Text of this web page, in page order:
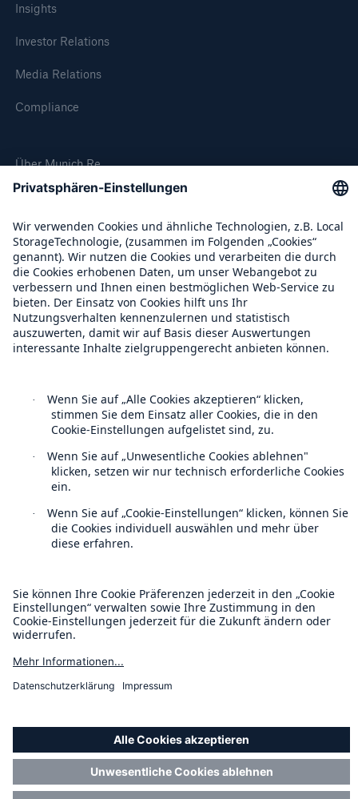
Insights
Investor Relations
Media Relations
Compliance
Über Munich Re
Follow us
Kontakt
Cookie Einstellungen
Rechtliche Hinweise
Sitemap
Barrierefreiheit-Modus
Munich Re’s Statement on the UK Modern Slavery Act